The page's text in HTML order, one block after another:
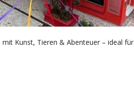
mit Kunst, Tieren & Abenteuer – ideal für